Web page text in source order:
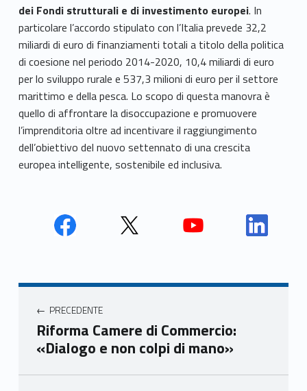
dei Fondi strutturali e di investimento europei. In
particolare l’accordo stipulato con l’Italia prevede 32,2
miliardi di euro di finanziamenti totali a titolo della politica
di coesione nel periodo 2014-2020, 10,4 miliardi di euro
per lo sviluppo rurale e 537,3 milioni di euro per il settore
marittimo e della pesca. Lo scopo di questa manovra è
quello di affrontare la disoccupazione e promuovere
l’imprenditoria oltre ad incentivare il raggiungimento
dell’obiettivo del nuovo settennato di una crescita
europea intelligente, sostenibile ed inclusiva.
Unio
mer
e
Ven
Unio
e
Ven
Unio
e
Ven
Unio
Navigazione articoli
PRECEDENTE
Riforma Camere di Commercio:
«Dialogo e non colpi di mano»